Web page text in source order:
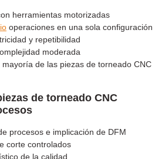
herramientas motorizadas
operaciones en una sola configuración
y repetibilidad
moderada
de las piezas de torneado CNC
de torneado CNC
procesos e implicación de DFM
corte controlados
de la calidad